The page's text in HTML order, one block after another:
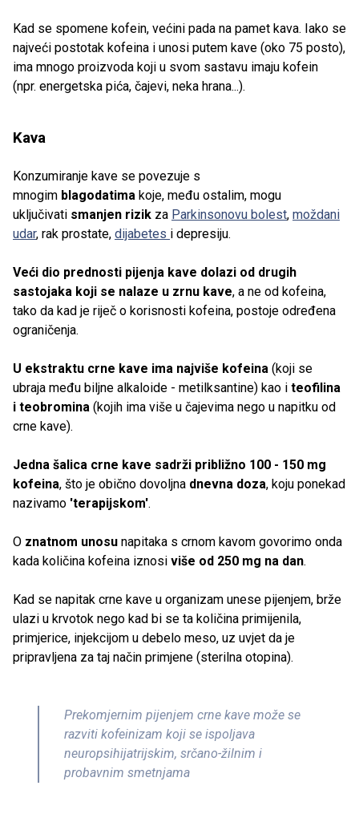
Kad se spomene kofein, većini pada na pamet kava. Iako se
najveći postotak kofeina i unosi putem kave (oko 75 posto),
ima mnogo proizvoda koji u svom sastavu imaju kofein
(npr. energetska pića, čajevi, neka hrana...).
Kava
Konzumiranje kave se povezuje s
mnogim blagodatima koje, među ostalim, mogu
uključivati smanjen rizik za Parkinsonovu bolest, moždani
udar, rak prostate, dijabetes i depresiju.
Veći dio prednosti pijenja kave dolazi od drugih
sastojaka koji se nalaze u zrnu kave, a ne od kofeina,
tako da kad je riječ o korisnosti kofeina, postoje određena
ograničenja.
U ekstraktu crne kave ima najviše kofeina (koji se
ubraja među biljne alkaloide - metilksantine) kao i teofilina
i teobromina (kojih ima više u čajevima nego u napitku od
crne kave).
Jedna šalica crne kave sadrži približno 100 - 150 mg
kofeina, što je obično dovoljna dnevna doza, koju ponekad
nazivamo 'terapijskom'.
O znatnom unosu napitaka s crnom kavom govorimo onda
kada količina kofeina iznosi više od 250 mg na dan.
Kad se napitak crne kave u organizam unese pijenjem, brže
ulazi u krvotok nego kad bi se ta količina primijenila,
primjerice, injekcijom u debelo meso, uz uvjet da je
pripravljena za taj način primjene (sterilna otopina).
Prekomjernim pijenjem crne kave može se
razviti kofeinizam koji se ispoljava
neuropsihijatrijskim, srčano-žilnim i
probavnim smetnjama